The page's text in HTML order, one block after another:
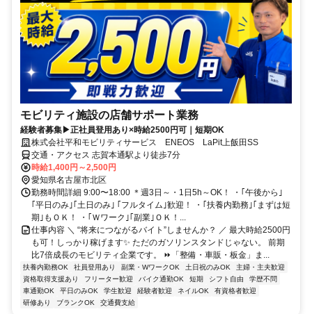
モビリティ施設の店舗サポート業務
経験者募集▶正社員登用あり×時給2500円可｜短期OK
株式会社平和モビリティサービス ENEOS LaPit上飯田SS
交通・アクセス 志賀本通駅より徒歩7分
時給1,400円～2,500円
愛知県名古屋市北区
勤務時間詳細 9:00〜18:00 ＊週3日～・1日5h～OK！ ・｢午後から｣
｢平日のみ｣｢土日のみ｣ ｢フルタイム｣歓迎！ ・｢扶養内勤務｣｢まずは短
期｣もＯＫ！ ・｢Ｗワーク｣｢副業｣ＯＫ！...
仕事内容 ＼ “将来につながるバイト”しませんか？ ／ 最大時給2500円
も可！しっかり稼げます✨ ただのガソリンスタンドじゃない。 前期
比7倍成長のモビリティ企業です。 ⏩「整備・車販・板金」ま...
扶養内勤務OK 社員登用あり 副業・WワークOK 土日祝のみOK
主婦・主夫歓迎
資格取得支援あり
フリーター歓迎 バイク通勤OK 短期 シフト自由
学歴不問
車通勤OK
平日のみOK 学生歓迎 経験者歓迎 ネイルOK
有資格者歓迎
研修あり
ブランクOK 交通費支給